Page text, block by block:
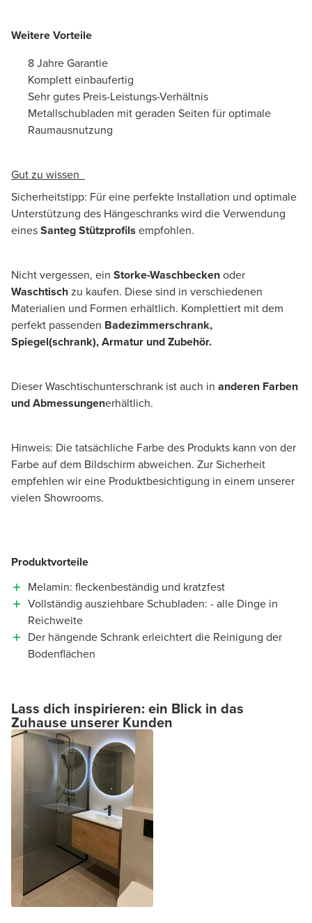
Weitere Vorteile
8 Jahre Garantie
Komplett einbaufertig
Sehr gutes Preis-Leistungs-Verhältnis
Metallschubladen mit geraden Seiten für optimale
Raumausnutzung
Gut zu wissen
Sicherheitstipp: Für eine perfekte Installation und optimale
Unterstützung des Hängeschranks wird die Verwendung
einesSanteg Stützprofils empfohlen.
Nicht vergessen, ein Storke-Waschbeckenoder
Waschtischzu kaufen. Diese sind in verschiedenen
Materialien und Formen erhältlich. Komplettiert mit dem
perfekt passenden Badezimmerschrank,
Spiegel(schrank), Armatur und Zubehör.
Dieser Waschtischunterschrank ist auch in anderen Farben
und Abmessungenerhältlich.
Hinweis: Die tatsächliche Farbe des Produkts kann von der
Farbe auf dem Bildschirm abweichen. Zur Sicherheit
empfehlen wir eine Produktbesichtigung in einem unserer
vielen Showrooms.
Produktvorteile
Melamin: fleckenbeständig und kratzfest
Vollständig ausziehbare Schubladen: - alle Dinge in
Reichweite
Der hängende Schrank erleichtert die Reinigung der
Bodenflächen
Lass dich inspirieren: ein Blick in das
Zuhause unserer Kunden